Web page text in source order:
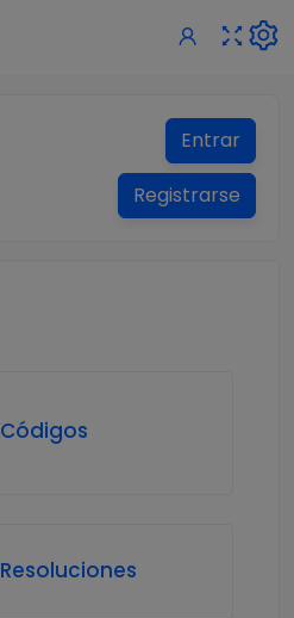
Entrar
Registrarse
Códigos
Resoluciones